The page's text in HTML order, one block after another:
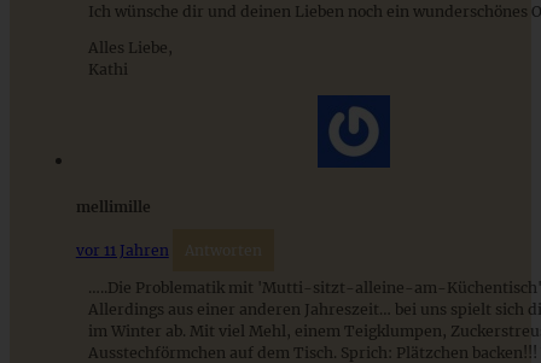
Cremiges Lemon Posset - die einfachste Zitronencreme in
Ich wünsche dir und deinen Lieben noch ein wunderschönes
Alles Liebe,
Kathi
mellimille
vor 11 Jahren Antworten
…..Die Problematik mit 'Mutti-sitzt-alleine-am-Küchentisch'
Allerdings aus einer anderen Jahreszeit… bei uns spielt sich
im Winter ab. Mit viel Mehl, einem Teigklumpen,
Ausstechförmchen auf dem Tisch. Sprich: Plätzchen